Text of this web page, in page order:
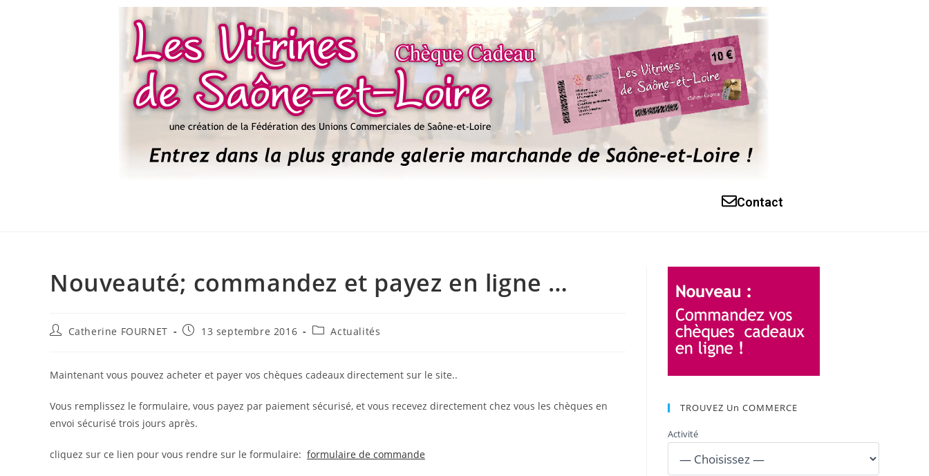
Contact
Nouveauté; commandez et payez en ligne …
Catherine FOURNET 13 septembre 2016 Actualités
Maintenant vous pouvez acheter et payer vos chèques cadeaux directement sur le site..
Vous remplissez le formulaire, vous payez par paiement sécurisé, et vous recevez directement chez vous les chèques en
envoi sécurisé trois jours après.
cliquez sur ce lien pour vous rendre sur le formulaire: formulaire de commande
TROUVEZ Un COMMERCE
Activité